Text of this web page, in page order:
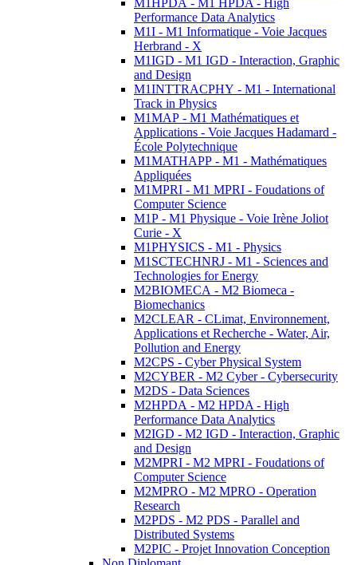
M1HPDA - M1 HPDA - High
Performance Data Analytics
M1I - M1 Informatique - Voie Jacques
Herbrand - X
M1IGD - M1 IGD - Interaction, Graphic
and Design
M1INTTRACPHY - M1 - International
Track in Physics
M1MAP - M1 Mathématiques et
Applications - Voie Jacques Hadamard -
École Polytechnique
M1MATHAPP - M1 - Mathématiques
Appliquées
M1MPRI - M1 MPRI - Foudations of
Computer Science
M1P - M1 Physique - Voie Irène Joliot
Curie - X
M1PHYSICS - M1 - Physics
M1SCTECHNRJ - M1 - Sciences and
Technologies for Energy
M2BIOMECA - M2 Biomeca -
Biomechanics
M2CLEAR - CLimat, Environnement,
Applications et Recherche - Water, Air,
Pollution and Energy
M2CPS - Cyber Physical System
M2CYBER - M2 Cyber - Cybersecurity
M2DS - Data Sciences
M2HPDA - M2 HPDA - High
Performance Data Analytics
M2IGD - M2 IGD - Interaction, Graphic
and Design
M2MPRI - M2 MPRI - Foudations of
Computer Science
M2MPRO - M2 MPRO - Operation
Research
M2PDS - M2 PDS - Parallel and
Distributed Systems
M2PIC - Projet Innovation Conception